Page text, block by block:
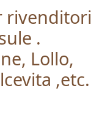
rivenditori
.
Lollo,
,etc.